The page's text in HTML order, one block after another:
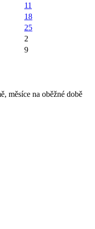
11
18
25
2
9
měsíce na oběžné době